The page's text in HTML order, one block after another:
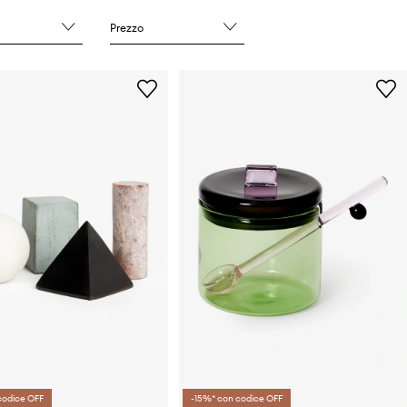
Prezzo
OFF -15%* con codice OFF